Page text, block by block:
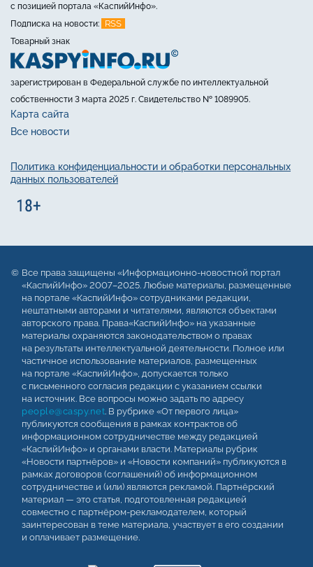
с позицией портала «КаспийИнфо».
Подписка на новости:
RSS
Товарный знак
зарегистрирован в Федеральной службе по интеллектуальной
собственности 3 марта 2025 г. Свидетельство № 1089905.
Карта сайта
Все новости
Политика конфиденциальности и обработки персональных
данных пользователей
Все права защищены «Информационно-новостной портал
«КаспийИнфо» 2007–2025. Любые материалы, размещенные
на портале «КаспийИнфо» сотрудниками редакции,
нештатными авторами и читателями, являются объектами
авторского права. Права«КаспийИнфо» на указанные
материалы охраняются законодательством о правах
на результаты интеллектуальной деятельности. Полное или
частичное использование материалов, размещенных
на портале «КаспийИнфо», допускается только
с письменного согласия редакции с указанием ссылки
на источник. Все вопросы можно задать по адресу
people@caspy.net. В рубрике «От первого лица»
публикуются сообщения в рамках контрактов об
информационном сотрудничестве между редакцией
«КаспийИнфо» и органами власти. Материалы рубрик
«Новости партнёров» и «Новости компаний» публикуются в
рамках договоров (соглашений) об информационном
сотрудничестве и (или) являются рекламой. Партнёрский
материал — это статья, подготовленная редакцией
совместно с партнёром-рекламодателем, который
заинтересован в теме материала, участвует в его создании
и оплачивает размещение.